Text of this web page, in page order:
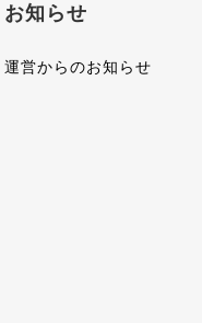
お知らせ
運営からのお知らせ